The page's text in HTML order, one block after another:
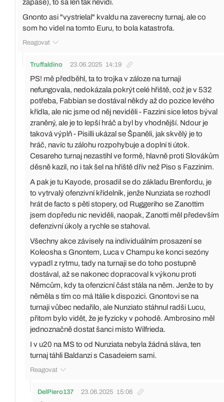
zapase), to sa len tak nevidi.
Gnonto asi "vystrielal" kvaldu na zaverecny turnaj, ale co
som ho videl na tomto Euru, to bola katastrofa.
Reagovat
Truffaldino 23.06.2025 14:19
PS! mě předběhl, ta to trojka v záloze na turnaji
nefungovala, nedokázala pokrýt celé hřiště, což je v 532
potřeba, Fabbian se dostával někdy až do pozice levého
křídla, ale nic jsme od něj neviděli - Fazzini sice letos býval
zraněný, ale je to lepší hráč a byl by vhodnější. Ndour je
taková výplň - Pisilli ukázal se Španěli, jak skvělý je to
hráč, navíc tu zálohu rozpohybuje a doplní ti útok.
Cesareho turnaj nezastihl ve formě, hlavně proti Slovákům
děsně kazil, no i tak šel na hřiště dřív než Piso s Fazzinim.
A pak je tu Kayode, prosadil se do základu Brenfordu, je
to vytrvalý ofenzivní křídelník, jenže Nunziata se rozhodl
hrát de facto s pěti stopery, od Ruggeriho se Zanottim
jsem dopředu nic neviděli, naopak, Zanotti měl především
defenzivní úkoly a rychle se stahoval.
Všechny akce závisely na individuálním prosazení se
Koleosha s Gnontem, Luca v Champu ke konci sezóny
vypadl z rytmu, tady na turnaji se do toho postupně
dostával, až se nakonec dopracoval k výkonu proti
Němcům, kdy ta ofenzicní část stála na něm. Jenže to by
něměla s tím co má Itálie k dispozici. Gnontovi se na
turnaji vůbec nedařilo, ale Nunziato stáhnul radši Lucu,
přitom bylo vidět, že je fyzicky v pohodě. Ambrosino měl
jednoznačně dostat šanci místo Wilfrieda.
I v u20 na MS to od Nunziata nebyla žádná sláva, ten
turnaj táhli Baldanzi s Casadeiem sami.
Reagovat
DelPiero137 23.06.2025 15:06